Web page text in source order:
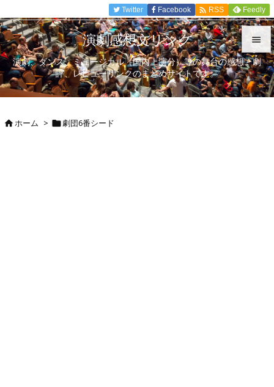


メニュ

Twitter Facebook  RSS Feedly
演劇感想文リンク
演劇、ダンス、ミュージカル（国内上演分）等の舞台の感想、劇
評、レビューリンクのまとめサイトです。
ホーム > 劇団6番シード